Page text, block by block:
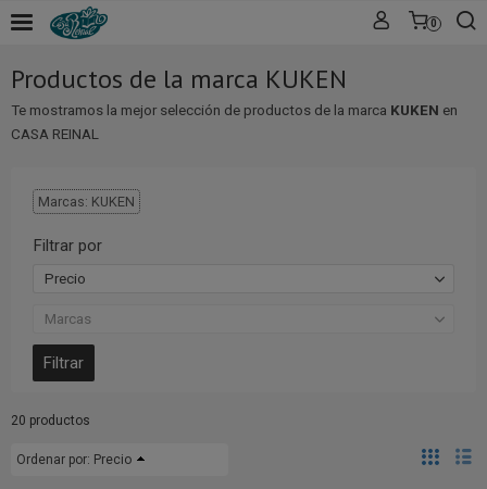
0
Productos de la marca KUKEN
Te mostramos la mejor selección de productos de la marca KUKEN en
CASA REINAL
Marcas: KUKEN
Filtrar por
Precio
Marcas
20 productos
Ordenar por: Precio